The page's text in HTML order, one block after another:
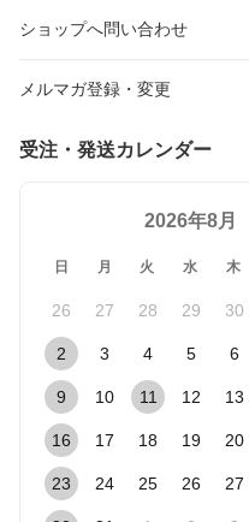
ショップへ問い合わせ
メルマガ登録・変更
受注・発送カレンダー
2026年8月
日 月 火 水 木
26 27 28 29 30
2 3 4 5 6
9 10 11 12 13
16 17 18 19 20
23 24 25 26 27